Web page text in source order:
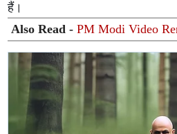
हैं।
Also Read -PM Modi Video
संसदीय पैनल का मेटा को 3 दिन का
मांगी गई बिना शर्त माफी